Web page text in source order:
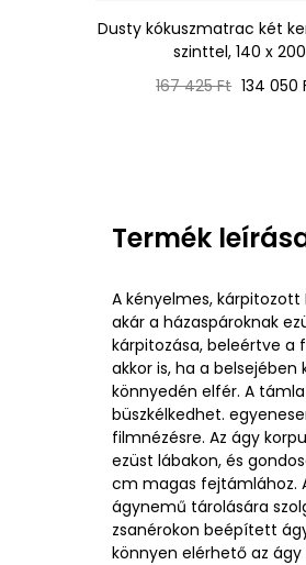
Dusty kókuszmatrac két
szinttel, 140 x 200
Normál
167 425 Ft Ár
134 050
Termék
A kényelmes, kárpitozott
akár a házaspároknak
kárpitozása, beleértve a
akkor is, ha a
könnyedén elfér. A
büszkélkedhet.
filmnézésre. Az ágy
ezüst lábakon, és
cm magas fejtámlához.
ágynemű tárolására
zsanérokon beépített
könnyen elérhető az ágy